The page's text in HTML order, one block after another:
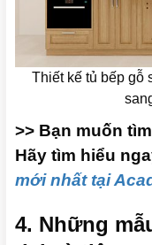
Thiết kế tủ bếp gỗ
>> Bạn muốn
Hãy tìm hiểu
mới nhất tại
4. Những